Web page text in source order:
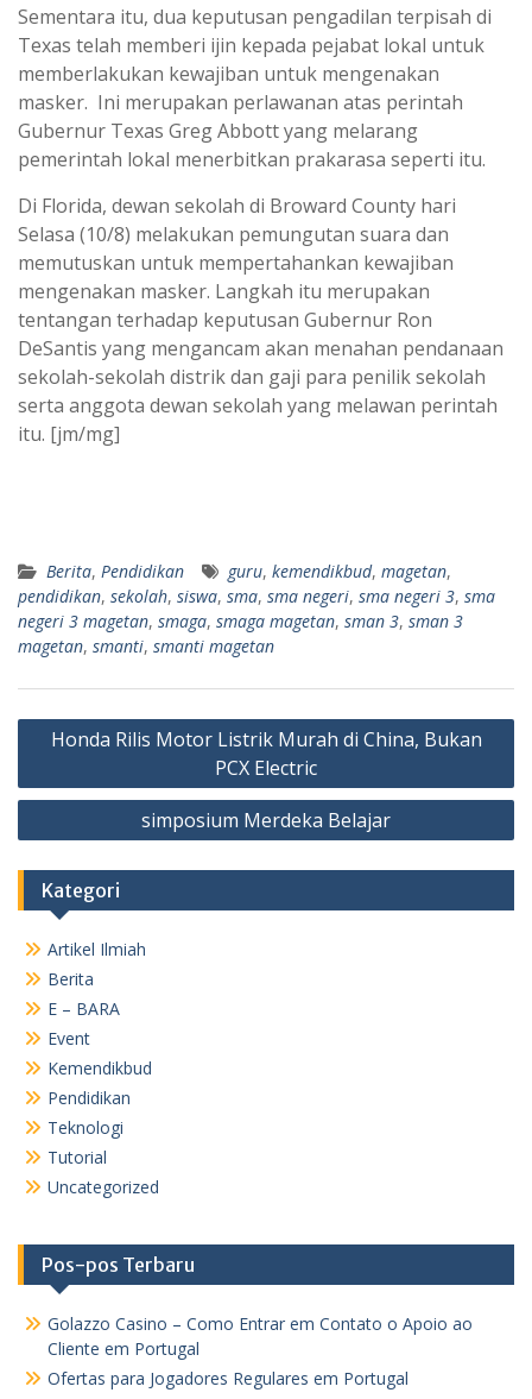
Sementara itu, dua keputusan pengadilan terpisah di
Texas telah memberi ijin kepada pejabat lokal untuk
memberlakukan kewajiban untuk mengenakan
masker. Ini merupakan perlawanan atas perintah
Gubernur Texas Greg Abbott yang melarang
pemerintah lokal menerbitkan prakarasa seperti itu.
Di Florida, dewan sekolah di Broward County hari
Selasa (10/8) melakukan pemungutan suara dan
memutuskan untuk mempertahankan kewajiban
mengenakan masker. Langkah itu merupakan
tentangan terhadap keputusan Gubernur Ron
DeSantis yang mengancam akan menahan pendanaan
sekolah-sekolah distrik dan gaji para penilik sekolah
serta anggota dewan sekolah yang melawan perintah
itu. [jm/mg]
Berita, Pendidikan guru, kemendikbud, magetan,
pendidikan, sekolah, siswa, sma, sma negeri, sma negeri 3, sma
negeri 3 magetan, smaga, smaga magetan, sman 3, sman 3
magetan, smanti, smanti magetan
Navigasi
Honda Rilis Motor Listrik Murah di China, Bukan
PCX Electric
simposium Merdeka Belajar
Kategori
Artikel Ilmiah
Berita
E – BARA
Event
Kemendikbud
Pendidikan
Teknologi
Tutorial
Uncategorized
Pos-pos Terbaru
Golazzo Casino – Como Entrar em Contato o Apoio ao
Cliente em Portugal
Ofertas para Jogadores Regulares em Portugal